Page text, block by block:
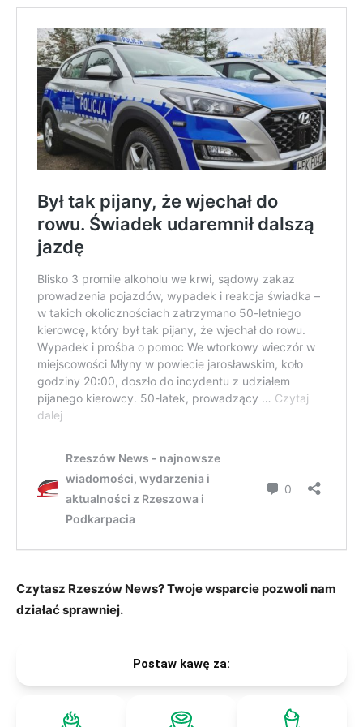
Czytasz Rzeszów News? Twoje wsparcie pozwoli nam
działać sprawniej.
Postaw kawę za: